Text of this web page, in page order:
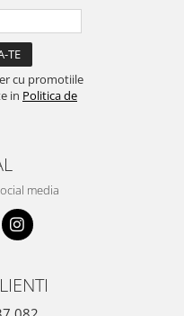
cu promotiile
in Politica de
media